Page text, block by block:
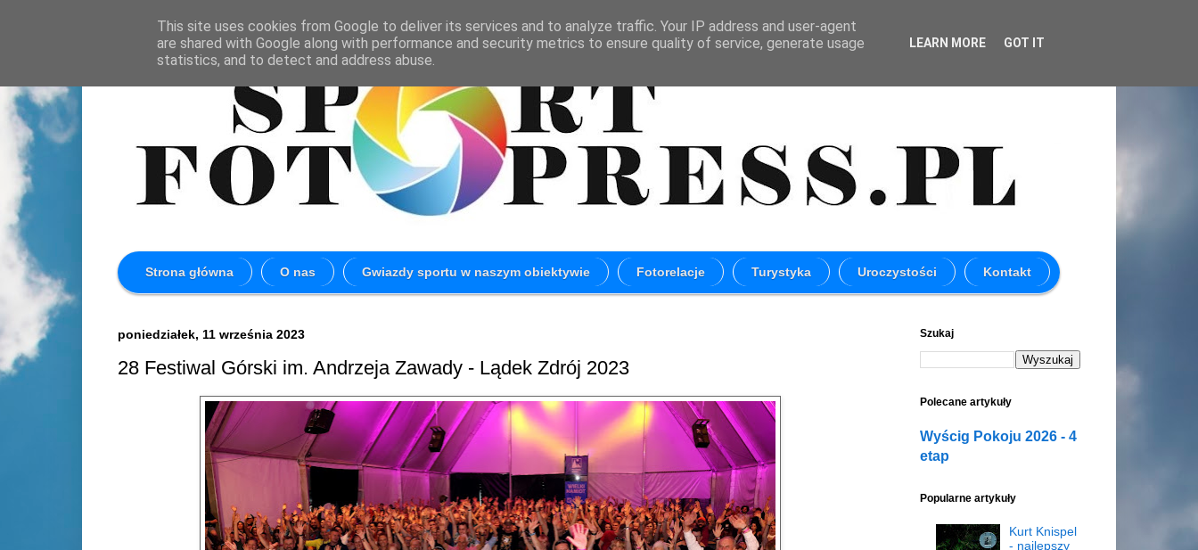
Strona główna O nas Gwiazdy sportu w naszym obiektywie Fotorelacje Turystyka Uroczystości Kontakt
poniedziałek, 11 września 2023
28 Festiwal Górski im. Andrzeja Zawady - Lądek Zdrój 2023
Szukaj
Polecane artykuły
Wyścig Pokoju 2026 - 4
etap
Popularne artykuły
Kurt Knispel
- najlepszy
This site uses cookies from Google to deliver its services and to analyze traffic. Your IP address and user-agent
are shared with Google along with performance and security metrics to ensure quality of service, generate usage
statistics, and to detect and address abuse.
LEARN MORE GOT IT